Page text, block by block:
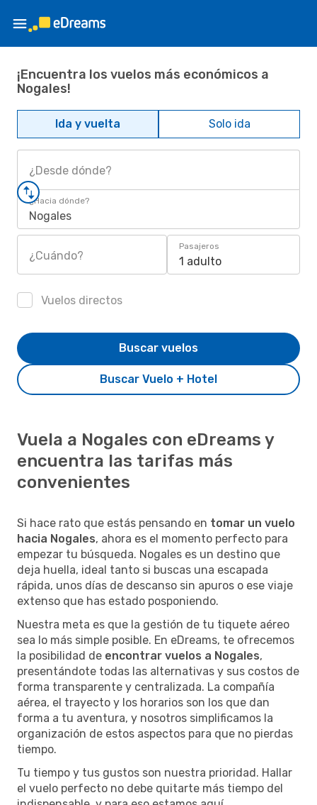
¡Encuentra los vuelos más económicos a
Nogales!
Ida y vuelta Solo ida
¿Desde dónde?
¿Hacia dónde?
Nogales
¿Cuándo?
Pasajeros
1 adulto
Vuelos directos
Buscar Vuelo + Hotel
Buscar vuelos
Vuela a Nogales con eDreams y
encuentra las tarifas más
convenientes
Si hace rato que estás pensando en tomar un vuelo
hacia Nogales, ahora es el momento perfecto para
empezar tu búsqueda. Nogales es un destino que
deja huella, ideal tanto si buscas una escapada
rápida, unos días de descanso sin apuros o ese viaje
extenso que has estado posponiendo.
Nuestra meta es que la gestión de tu tiquete aéreo
sea lo más simple posible. En eDreams, te ofrecemos
la posibilidad de encontrar vuelos a Nogales,
presentándote todas las alternativas y sus costos de
forma transparente y centralizada. La compañía
aérea, el trayecto y los horarios son los que dan
forma a tu aventura, y nosotros simplificamos la
organización de estos aspectos para que no pierdas
tiempo.
Tu tiempo y tus gustos son nuestra prioridad. Hallar
el vuelo perfecto no debe quitarte más tiempo del